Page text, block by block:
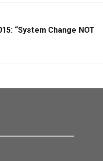
“System Change NOT